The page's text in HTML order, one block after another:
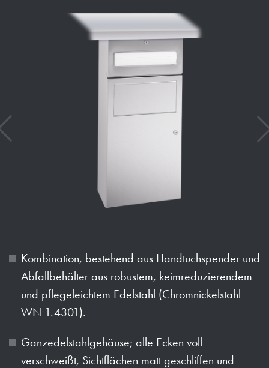
Kombination, bestehend aus Handtuchspender und
Abfallbehälter aus robustem, keimreduzierendem
und pflegeleichtem Edelstahl (Chromnickelstahl
WN 1.4301).
Ganzedelstahlgehäuse; alle Ecken voll
verschweißt, Sichtflächen matt geschliffen und